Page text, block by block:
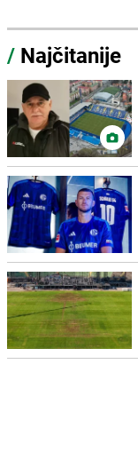
/ Najčitanije